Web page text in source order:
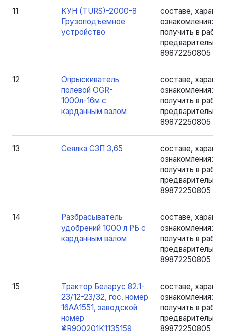
11
КУН (TURS)-2000-8
Грузоподъемное
устройство
составе,
ознакомления:
получить в
предварительно
89872250805 -
12
Опрыскиватель
полевой OGR-
1000л-16м с
карданным валом
составе,
ознакомления:
получить в
предварительно
89872250805 -
13 Сеялка СЗП 3,65
составе,
ознакомления:
получить в
предварительно
89872250805 -
14
Разбрасыватель
удобрений 1000 л РБ с
карданным валом
составе,
ознакомления:
получить в
предварительно
89872250805 -
15
Трактор Беларус 82.1-
23/12-23/32, гос. номер
16АА1551, заводской
номер
Ү4R900201K1135159
составе,
ознакомления:
получить в
предварительно
89872250805 -